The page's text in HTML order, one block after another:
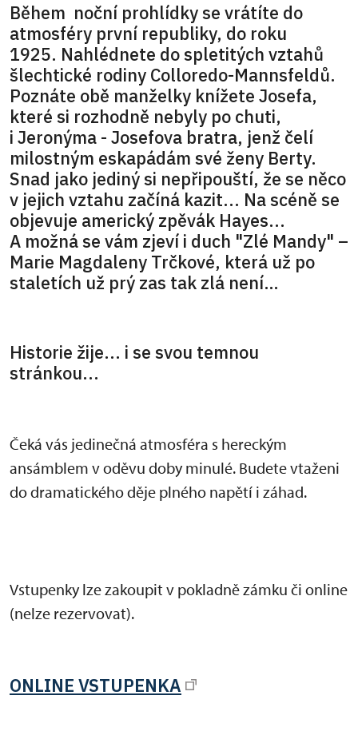
Během noční prohlídky se vrátíte do
atmosféry první republiky, do roku
1925. Nahlédnete do spletitých vztahů
šlechtické rodiny Colloredo-Mannsfeldů.
Poznáte obě manželky knížete Josefa,
které si rozhodně nebyly po chuti,
i Jeronýma - Josefova bratra, jenž čelí
milostným eskapádám své ženy Berty.
Snad jako jediný si nepřipouští, že se něco
v jejich vztahu začíná kazit... Na scéně se
objevuje americký zpěvák Hayes...
A možná se vám zjeví i duch "Zlé Mandy" –
Marie Magdaleny Trčkové, která už po
staletích už prý zas tak zlá není…
Historie žije... i se svou temnou
stránkou...
Čeká vás jedinečná atmosféra s hereckým
ansámblem v oděvu doby minulé. Budete vtaženi
do dramatického děje plného napětí i záhad.
Vstupenky lze zakoupit v pokladně zámku či online
(nelze rezervovat).
ONLINE VSTUPENKA